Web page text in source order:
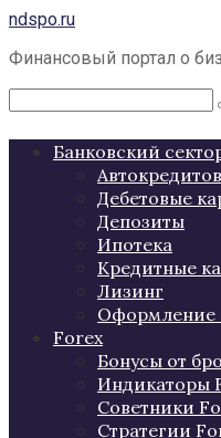
Перейти
контенту
ndspo.ru
Финансовый портал о
Поиск:
Банковский
Дебетовые
Депозиты
Ипотека
Кредитные
Лизинг
Оформление
Forex
Бонусы от
Индикаторы
Советники
Стратегии